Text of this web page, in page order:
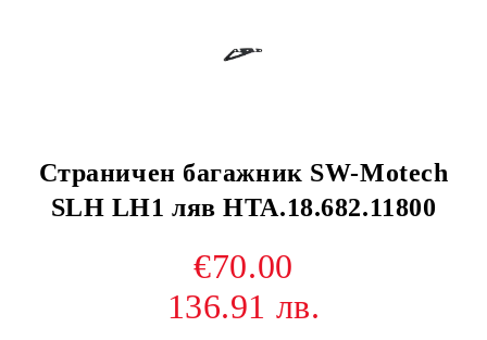
Страничен багажник SW-Motech
SLH LH1 ляв HTA.18.682.11800
€70.00
136.91 лв.